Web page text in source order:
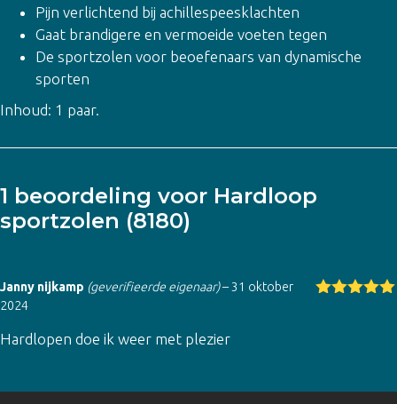
Pijn verlichtend bij achillespeesklachten
Gaat brandigere en vermoeide voeten tegen
De sportzolen voor beoefenaars van dynamische
sporten
Inhoud: 1 paar.
1 beoordeling voor Hardloop
sportzolen (8180)
Janny nijkamp (geverifieerde eigenaar)– 31 oktober
2024
Hardlopen doe ik weer met plezier